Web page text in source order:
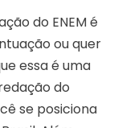
do ENEM é
ou quer
essa é uma
do
se posiciona